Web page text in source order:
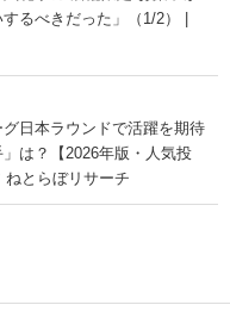
るべきだった」（1/2） |
グ日本ラウンドで活躍を期待
は？【2026年版・人気投
とらぼリサーチ